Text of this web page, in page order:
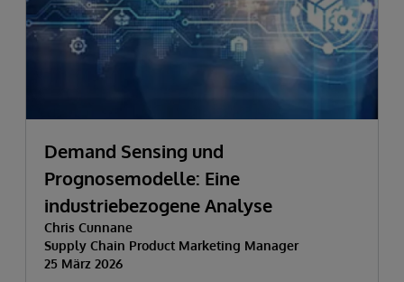
Demand Sensing und
Prognosemodelle: Eine
industriebezogene Analyse
Chris Cunnane
Supply Chain Product Marketing Manager
25 März 2026